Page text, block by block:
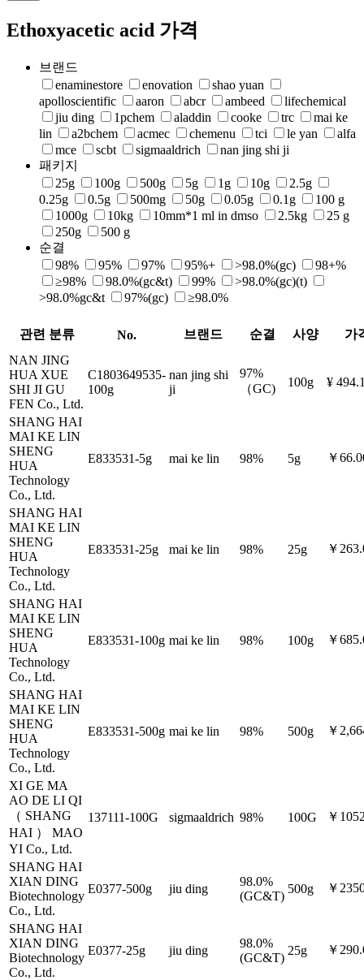
Ethoxyacetic acid 가격
브랜드
enaminestore
enovation
shao yuan
apolloscientific
aaron abcr ambeed
lifechemical
jiu ding
1pchem aladdin cooke trc
mai ke
lin
a2bchem acmec chemenu tci le yan
alfa
mce
scbt sigmaaldrich
nan jing shi ji
패키지
25g
100g 500g 5g 1g 10g
2.5g
0.25g
0.5g 500mg 50g 0.05g 0.1g
100 g
1000g
10kg 10mm*1 ml in dmso 2.5kg
25 g
250g
500 g
순결
98%
95% 97% 95%+ >98.0%(gc)
98+%
≥98%
98.0%(gc&t) 99%
>98.0%(gc)(t)
>98.0%gc&t
97%(gc) ≥98.0%
관련 분류 No. 브랜드 순결 사양
가
NAN JING
HUA XUE
SHI JI GU
FEN Co., Ltd.
C1803649535-
100g
nan jing shi
ji
97%
（GC)
100g ¥
SHANG HAI
MAI KE LIN
SHENG
HUA
Technology
Co., Ltd.
E833531-5g mai ke lin 98% 5g ￥
SHANG HAI
MAI KE LIN
SHENG
HUA
Technology
Co., Ltd.
E833531-25g mai ke lin 98% 25g ￥
SHANG HAI
MAI KE LIN
SHENG
HUA
Technology
Co., Ltd.
E833531-100g mai ke lin 98% 100g ￥
SHANG HAI
MAI KE LIN
SHENG
HUA
Technology
Co., Ltd.
E833531-500g mai ke lin 98% 500g ￥
XI GE MA
AO DE LI QI
（ SHANG
HAI ） MAO
YI Co., Ltd.
137111-100G sigmaaldrich 98% 100G ￥
SHANG HAI
XIAN DING
Biotechnology
Co., Ltd.
E0377-500g jiu ding
98.0%
(GC&T)
500g ￥
SHANG HAI
XIAN DING
Biotechnology
Co., Ltd.
E0377-25g jiu ding
98.0%
(GC&T)
25g ￥